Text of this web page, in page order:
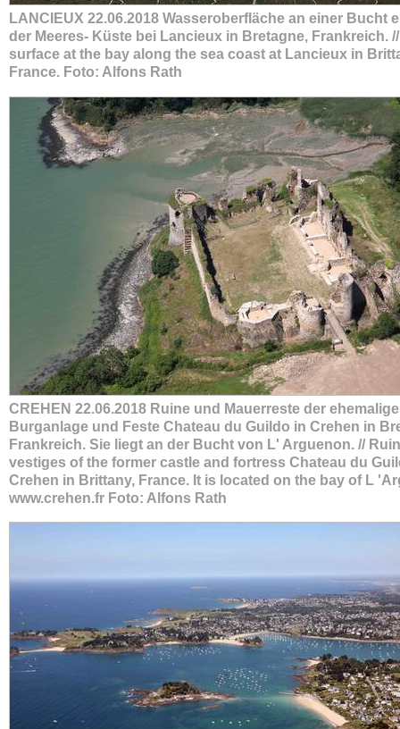
LANCIEUX 22.06.2018 Wasseroberfläche an einer Bucht
der Meeres- Küste bei Lancieux in Bretagne, Frankreich.
surface at the bay along the sea coast at Lancieux in
France. Foto: Alfons Rath
CREHEN 22.06.2018 Ruine und Mauerreste der
Burganlage und Feste Chateau du Guildo in Crehen in
Frankreich. Sie liegt an der Bucht von L' Arguenon. //
vestiges of the former castle and fortress Chateau du
Crehen in Brittany, France. It is located on the bay of L
www.crehen.fr Foto: Alfons Rath